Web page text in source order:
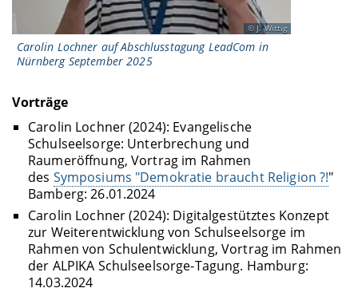
J. Wittig
Carolin Lochner auf Abschlusstagung LeadCom in
Nürnberg September 2025
Vorträge
Carolin Lochner (2024): Evangelische
Schulseelsorge: Unterbrechung und
Raumeröffnung, Vortrag im Rahmen
des Symposiums "Demokratie braucht Religion ?!"
Bamberg: 26.01.2024
Carolin Lochner (2024): Digitalgestütztes Konzept
zur Weiterentwicklung von Schulseelsorge im
Rahmen von Schulentwicklung, Vortrag im Rahmen
der ALPIKA Schulseelsorge-Tagung. Hamburg:
14.03.2024